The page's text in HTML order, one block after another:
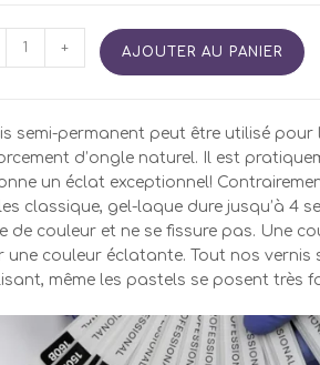
+ AJOUTER AU PANIER
semi-permanent peut être utilisé pour
d’ongle naturel. Il est
un éclat exceptionnel!
classique, gel-laque dure jusqu’à 4
de couleur et ne se fissure pas. Une
une couleur éclatante. Tout nos vernis
même les pastels se posent très